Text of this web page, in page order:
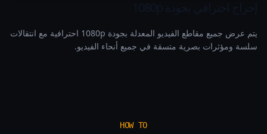
إخراج احترافي بجودة 1080p
يتم عرض جميع مقاطع الفيديو المعدلة بجودة 1080p احترافية مع انتقالات
سلسة ومؤثرات بصرية متسقة في جميع أنحاء الفيديو.
HOW TO